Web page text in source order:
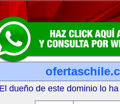
El dueño de este dominio lo